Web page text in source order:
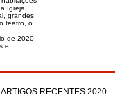
Igreja
grandes
teatro, o
de 2020,
e
ARTIGOS RECENTES 2020